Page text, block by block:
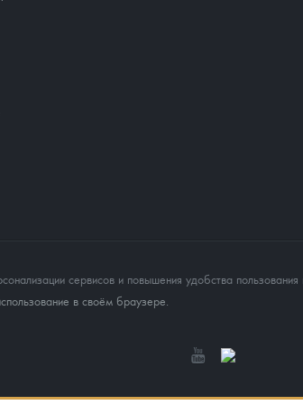
сервисов и повышения удобства пользования
в своём браузере.